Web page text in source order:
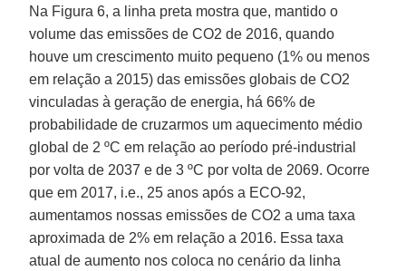
Na Figura 6, a linha preta mostra que, mantido o
volume das emissões de CO2 de 2016, quando
houve um crescimento muito pequeno (1% ou menos
em relação a 2015) das emissões globais de CO2
vinculadas à geração de energia, há 66% de
probabilidade de cruzarmos um aquecimento médio
global de 2 ºC em relação ao período pré-industrial
por volta de 2037 e de 3 ºC por volta de 2069. Ocorre
que em 2017, i.e., 25 anos após a ECO-92,
aumentamos nossas emissões de CO2 a uma taxa
aproximada de 2% em relação a 2016. Essa taxa
atual de aumento nos coloca no cenário da linha